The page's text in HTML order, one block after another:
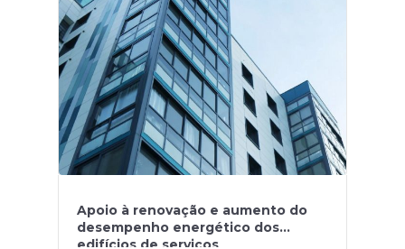
Apoio à renovação e aumento do
desempenho energético dos
edifícios de serviços